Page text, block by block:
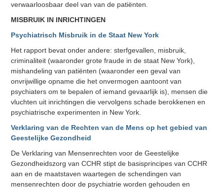
verwaarloosbaar deel van van de patiënten.
MISBRUIK IN INRICHTINGEN
Psychiatrisch Misbruik in de Staat New York
Het rapport bevat onder andere: sterfgevallen, misbruik,
criminaliteit (waaronder grote fraude in de staat New York),
mishandeling van patiënten (waaronder een geval van
onvrijwillige opname die het onvermogen aantoont van
psychiaters om te bepalen of iemand gevaarlijk is), mensen die
vluchten uit inrichtingen die vervolgens schade berokkenen en
psychiatrische experimenten in New York.
Verklaring van de Rechten van de Mens op het gebied van
Geestelijke Gezondheid
De Verklaring van Mensenrechten voor de Geestelijke
Gezondheidszorg van CCHR stipt de basisprincipes van CCHR
aan en de maatstaven waartegen de schendingen van
mensenrechten door de psychiatrie worden gehouden en